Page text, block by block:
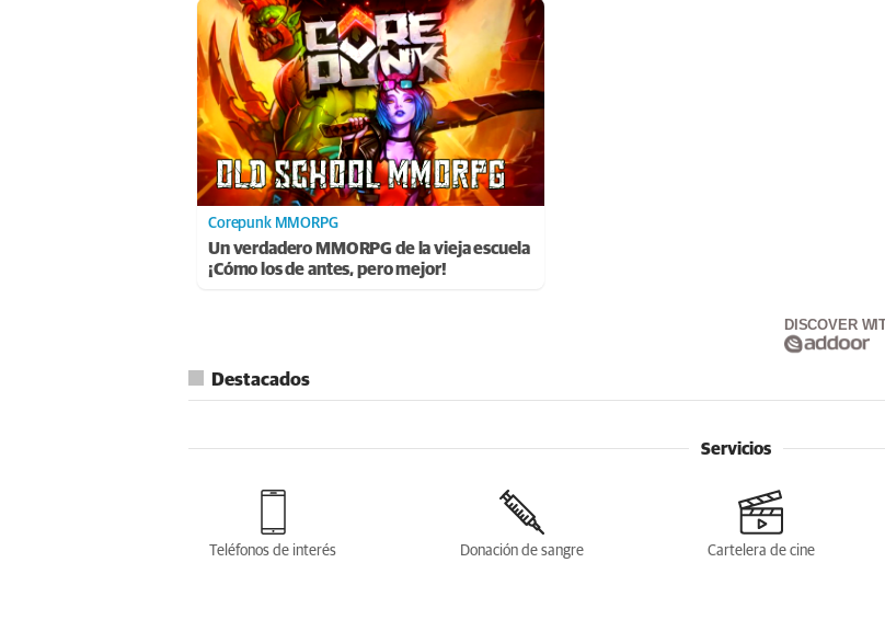
Corepunk MMORPG
Un verdadero MMORPG de la vieja escuela
¡Cómo los de antes, pero mejor!
DISCOVER
Destacados
Servicios
Teléfonos de interés Donación de sangre Cartelera de cine